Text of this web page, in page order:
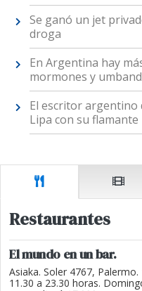
Se ganó un jet
droga
En Argentina hay
mormones y
El escritor argentino
Lipa con su
Restaurantes
El mundo en un bar.
Asiaka. Soler 4767,
11.30 a 23.30 horas.